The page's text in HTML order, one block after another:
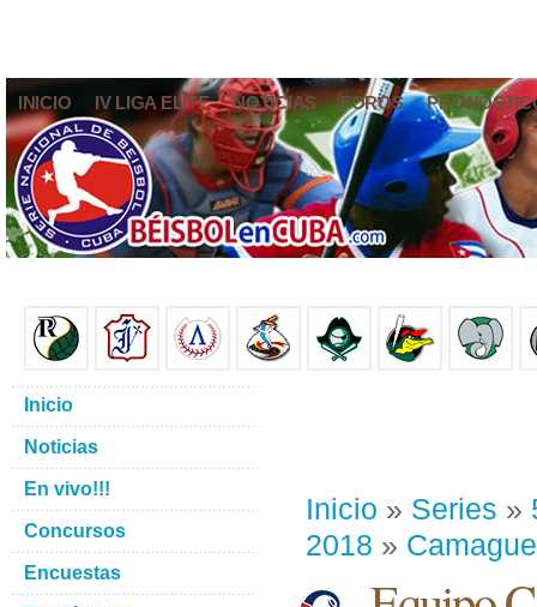
INICIO IV LIGA ELITE NOTICIAS FOROS
Inicio » Series »
2018 »
Inicio
Noticias
En vivo!!!
Concursos
Encuestas